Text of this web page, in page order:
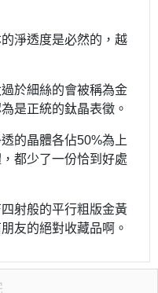
淨透度是必然的，越
於細絲的會被稱為金
是正統的鈦晶表徵。
的晶體各佔50%為上
都少了一份恰到好處
射般的平行粗版金黃
友的絕對收藏品啊。